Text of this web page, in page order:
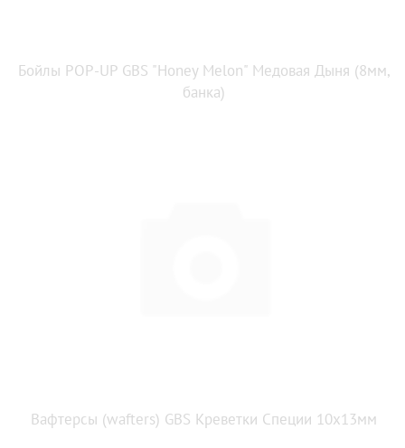
Бойлы POP-UP GBS "Honey Melon" Медовая Дыня (8мм,
банка)
Вафтерсы (wafters) GBS Креветки Специи 10x13мм